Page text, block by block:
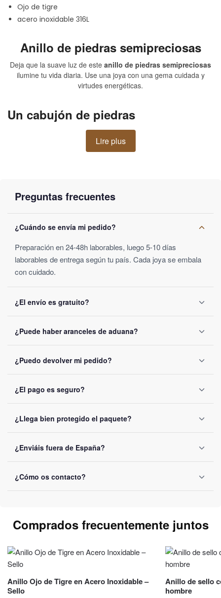
Ojo de tigre
acero inoxidable 316L
Anillo de piedras semipreciosas
Deja que la suave luz de este anillo de piedras semipreciosas
ilumine tu vida diaria. Use una joya con una gema cuidada y
virtudes energéticas.
Un cabujón de piedras
semipreciosas sobre un anillo
repele las energías negativas. El ojo de tigre en una joya como
un anillo con piedras semipreciosas
perfectamente tu guardarropa.
Categorías: Anillo Ojo de Tigre
Lire plus
Preguntas frecuentes
¿Cuándo se envía mi pedido?
Preparación en 24-48h laborables, luego 5-10 días
laborables de entrega según tu país. Cada joya se embala
con cuidado.
¿El envío es gratuito?
en 24-48h laborables.
¿Puede haber aranceles de aduana?
autoridades locales y no incluidos en el precio mostrado.
¿Puedo devolver mi pedido?
garantizado.
¿El pago es seguro?
Pay, sin guardar datos bancarios.
¿Llega bien protegido el paquete?
email al enviarlo.
¿Enviáis fuera de España?
5-10 días laborables según destino.
¿Cómo os contacto?
contactoPor email o formulario de contacto, respuesta en
24h laborables.
Comprados frecuentemente juntos
Anillo Ojo de Tigre en Acero Inoxidable –
Sello
Anillo de sello
hombre